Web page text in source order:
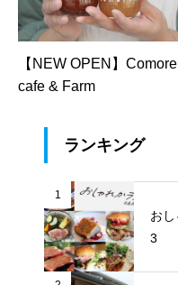
【NEW OPEN】
cafe & Farm
ランキング
1
お
3